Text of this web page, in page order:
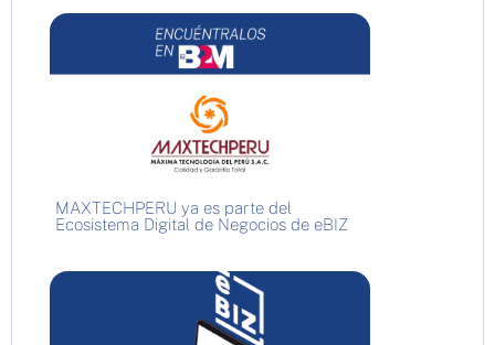
MAXTECHPERU ya es parte del
Ecosistema Digital de Negocios de eBIZ